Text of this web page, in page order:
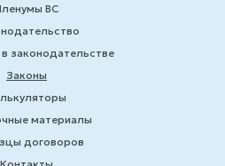
ВС
законодательстве
Законы
материалы
договоров
Контакты